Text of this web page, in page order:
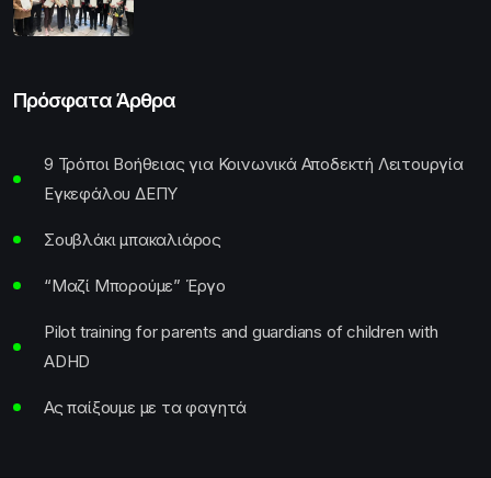
Πρόσφατα Άρθρα
9 Τρόποι Βοήθειας για Κοινωνικά Αποδεκτή Λειτουργία
Εγκεφάλου ΔΕΠΥ
Σουβλάκι μπακαλιάρος
“Μαζί Μπορούμε” Έργο
Pilot training for parents and guardians of children with
ADHD
Ας παίξουμε με τα φαγητά